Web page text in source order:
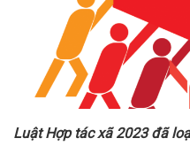
Luật Hợp tác xã 2023 đã